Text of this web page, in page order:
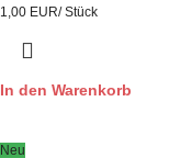
1,00 EUR/ Stück
In den Warenkorb
Neu